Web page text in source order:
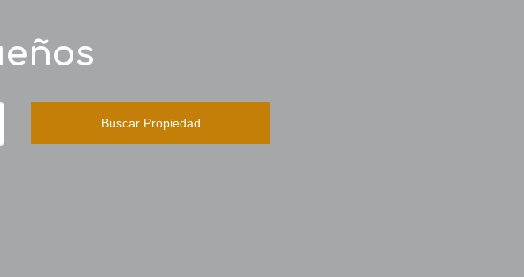
Buscar Propiedad